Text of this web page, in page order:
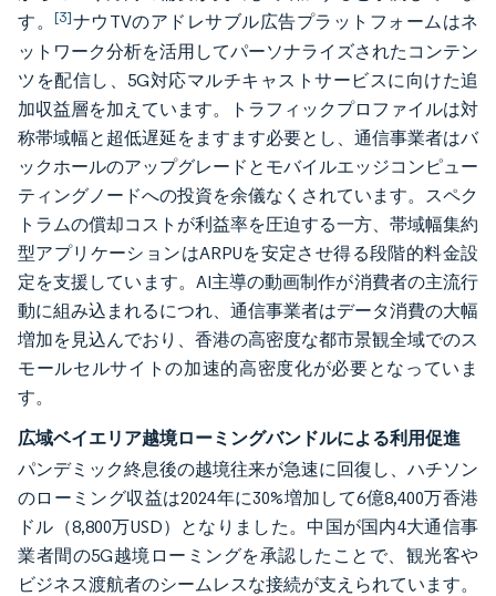
す。 [3]ナウTVのアドレサブル広告プラットフォームはネ
ットワーク分析を活用してパーソナライズされたコンテン
ツを配信し、5G対応マルチキャストサービスに向けた追
加収益層を加えています。トラフィックプロファイルは対
称帯域幅と超低遅延をますます必要とし、通信事業者はバ
ックホールのアップグレードとモバイルエッジコンピュー
ティングノードへの投資を余儀なくされています。スペク
トラムの償却コストが利益率を圧迫する一方、帯域幅集約
型アプリケーションはARPUを安定させ得る段階的料金設
定を支援しています。AI主導の動画制作が消費者の主流行
動に組み込まれるにつれ、通信事業者はデータ消費の大幅
増加を見込んでおり、香港の高密度な都市景観全域でのス
モールセルサイトの加速的高密度化が必要となっていま
す。
広域ベイエリア越境ローミングバンドルによる利用促進
パンデミック終息後の越境往来が急速に回復し、ハチソン
のローミング収益は2024年に30%増加して6億8,400万香港
ドル（8,800万USD）となりました。中国が国内4大通信事
業者間の5G越境ローミングを承認したことで、観光客や
ビジネス渡航者のシームレスな接続が支えられています。